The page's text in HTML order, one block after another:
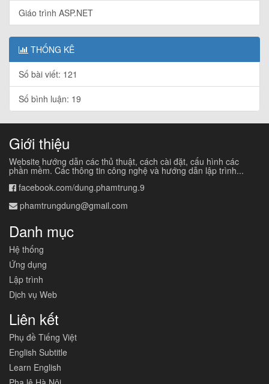
Giáo trình ASP.NET
THỐNG KÊ
Số bài viết: 121
Số bình luận: 19
Giới thiệu
Website hướng dẫn các thủ thuật, cách cài đặt, cấu hình các
phần mềm. Các thông tin công nghệ và hướng dẫn lập trình...
facebook.com/dung.phamtrung.9
phamtrungdung@gmail.com
Danh mục
Hệ thống
Ứng dụng
Lập trình
Dịch vụ Web
Liên kết
Phụ đề Tiếng Việt
English Subtitle
Learn English